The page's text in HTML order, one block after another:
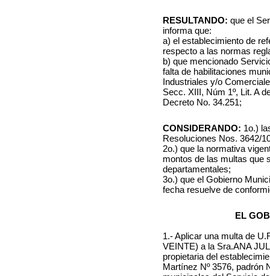
RESULTANDO: que el
informa que:
a) el establecimiento de
respecto a las normas
b) que mencionado
falta de habilitaciones
Industriales y/o
Secc. XIII, Núm 1º, Lit. A
Decreto No. 34.251;
CONSIDERANDO: 1o.)
Resoluciones Nos. 3642/
2o.) que la normativa
montos de las multas que
departamentales;
3o.) que el Gobierno
fecha resuelve de
EL
1.- Aplicar una multa de
VEINTE) a la Sra.ANA
propietaria del
Martínez Nº 3576, padrón